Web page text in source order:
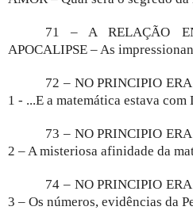
71 – A RELAÇÃO
APOCALIPSE – As
72 – NO PRINCIPIO
1 - ...E a matemática estava com
73 – NO PRINCIPIO
2 – A misteriosa afinidade da
74 – NO PRINCIPIO
3 – Os números, evidências da